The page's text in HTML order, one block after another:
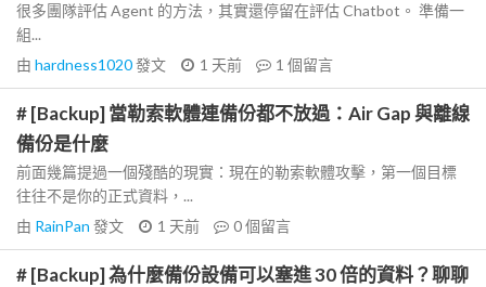
很多團隊評估 Agent 的方法，其實還停留在評估 Chatbot。 準備一
組...
由 hardness1020發文 1 天前 1 個留言
# [Backup] 當勒索軟體連備份都不放過：Air Gap 與離線
備份是什麼
前面幾篇提過一個殘酷的現實：現在的勒索軟體攻擊，第一個目標
往往不是你的正式資料，...
由 RainPan 發文 1 天前 0個留言
# [Backup] 為什麼備份設備可以塞進 30 倍的資料？聊聊